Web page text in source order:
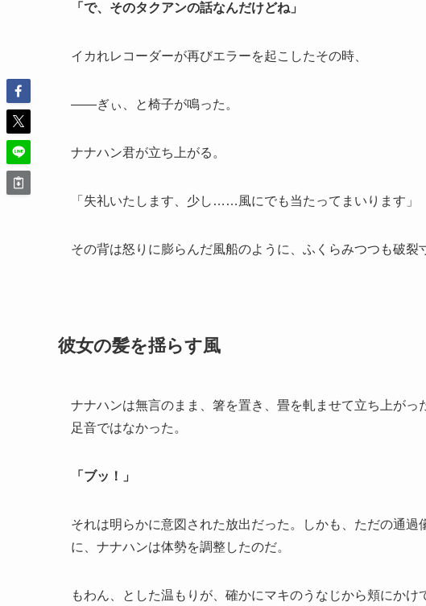
「で、そのタクアンの話なんだけどね」
イカれレコーダーが再びエラーを起こしたその時、
——ぎぃ、と椅子が鳴った。
ナナハン君が立ち上がる。
「失礼いたします、少し……風にでも当たってまいります」
その背は怒りに膨らんだ風船のように、ふくらみつつも破裂
彼女の髪を揺らす風
ナナハンは無言のまま、箸を置き、畳を軋ませて立ち上が
足音ではなかった。
「ブッ！」
それは明らかに意図された放出だった。しかも、ただの通
に、ナナハンは体勢を調整したのだ。
もわん、とした温もりが、確かにマキのうなじから頬にか